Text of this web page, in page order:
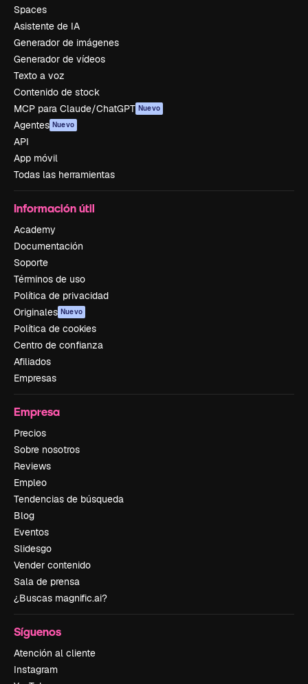
Spaces
Asistente de IA
Generador de imágenes
Generador de vídeos
Texto a voz
Contenido de stock
MCP para Claude/ChatGPT Nuevo
Agentes Nuevo
API
App móvil
Todas las herramientas
Información útil
Academy
Documentación
Soporte
Términos de uso
Política de privacidad
Originales Nuevo
Política de cookies
Centro de confianza
Afiliados
Empresas
Empresa
Precios
Sobre nosotros
Reviews
Empleo
Tendencias de búsqueda
Blog
Eventos
Slidesgo
Vender contenido
Sala de prensa
¿Buscas magnific.ai?
Síguenos
Atención al cliente
Instagram